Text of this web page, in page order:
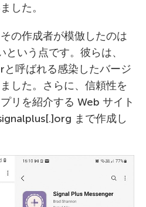
した。
の作成者が模倣したのは
いう点です。彼らは、
呼ばれる感染したバージ
した。さらに、信頼性を
リを紹介する Web サイト
まで作成し